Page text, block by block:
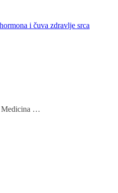
i čuva zdravlje srca
Medicina …